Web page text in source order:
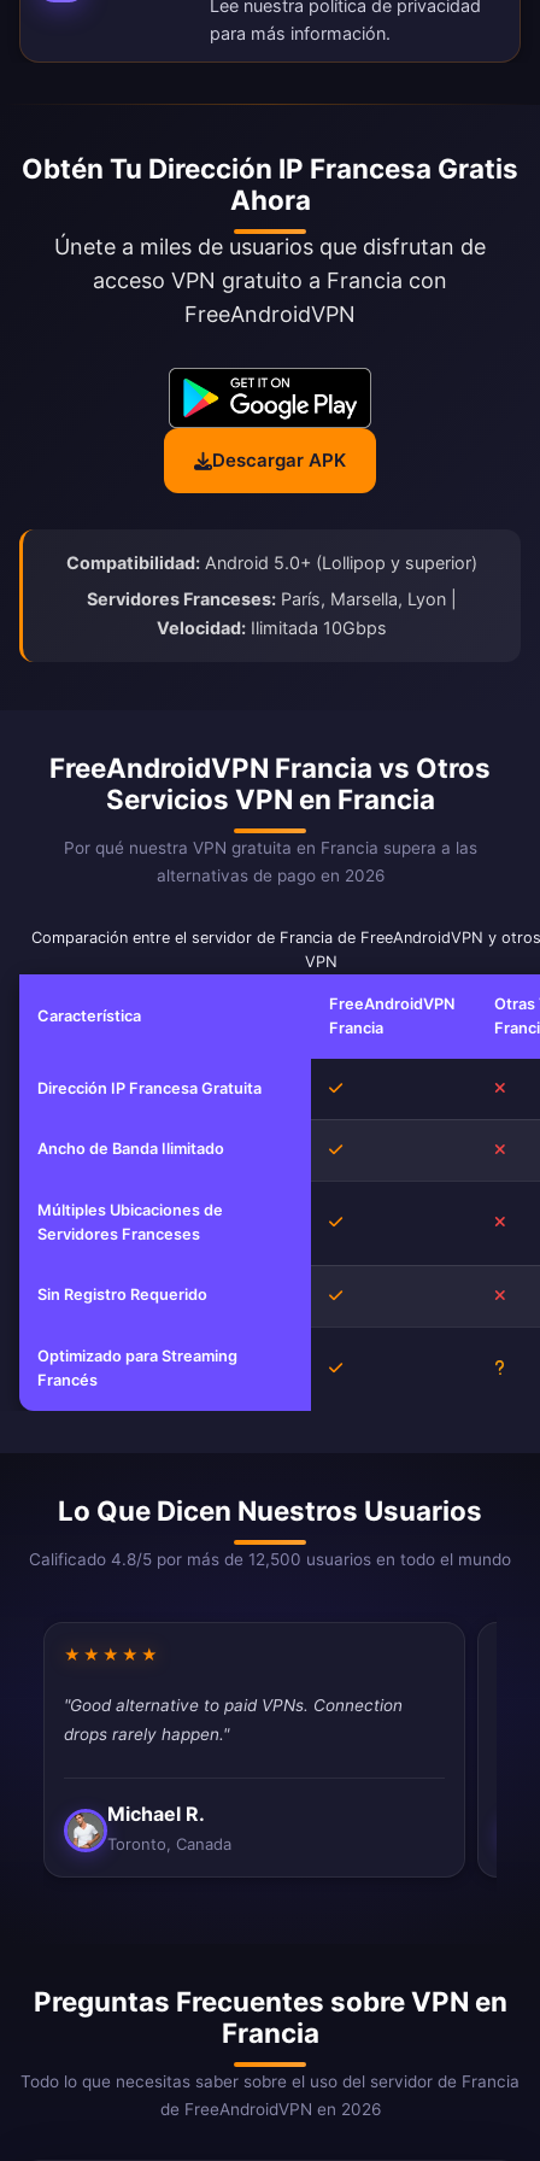
Lee nuestra política de privacidad
para más información.
Obtén Tu Dirección IP Francesa Gratis
Ahora
Únete a miles de usuarios que disfrutan de
acceso VPN gratuito a Francia con
FreeAndroidVPN
Descargar APK
Compatibilidad: Android 5.0+ (Lollipop y superior)
Servidores Franceses: París, Marsella, Lyon |
Velocidad: Ilimitada 10Gbps
FreeAndroidVPN Francia vs Otros
Servicios VPN en Francia
Por qué nuestra VPN gratuita en Francia supera a las
alternativas de pago en 2026
Comparación entre el servidor de Francia de FreeAndroidVPN y
VPN
Característica
FreeAndroidVPN
Francia
Otras
Dirección IP Francesa Gratuita Sí
Ancho de Banda Ilimitado Sí
Múltiples Ubicaciones de
Servidores Franceses
Sí
Sin Registro Requerido Sí
Optimizado para Streaming
Francés
Sí
Lo Que Dicen Nuestros Usuarios
Calificado 4.8/5 por más de 12,500 usuarios en todo el mundo
★★★★★
"Good alternative to paid VPNs. Connection
drops rarely happen."
Michael R.
Toronto, Canada
Preguntas Frecuentes sobre VPN en
Francia
Todo lo que necesitas saber sobre el uso del servidor de Francia
de FreeAndroidVPN en 2026